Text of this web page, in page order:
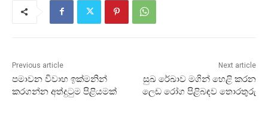
Previous article
පමාවන විවාහ ඉක්‌මනින්
කරගන්න අත්දුටුම පිළියමක්‌
Next article
සුඛ රේඛාව මගින් හෙළි කරන
ලෙඩ රෝග පිළිබඳව තොරතුරු